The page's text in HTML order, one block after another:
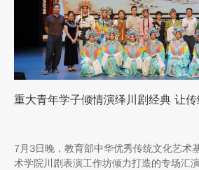
重大青年学子倾情演绎川剧经典 让传
7月3日晚，教育部中华优秀传统文化艺术
术学院川剧表演工作坊倾力打造的专场汇